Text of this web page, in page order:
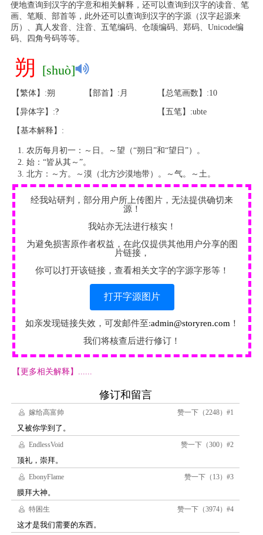
便地查询到汉字的字意和相关解释，还可以查询到汉字的读音、笔
画、笔顺、部首等，此外还可以查询到汉字的字源（汉字起源来
历）、真人发音、注音、五笔编码、仓颉编码、郑码、Unicode编
码、四角号码等等。
朔 [shuò]
【繁体】:朔 【部首】:月 【总笔画数】:10
【异体字】:? 【五笔】:ubte
【基本解释】:
农历每月初一：～日。～望（“朔日”和“望日”）。
始：“皆从其～”。
北方：～方。～漠（北方沙漠地带）。～气。～土。
经我站研判，部分用户所上传图片，无法提供确切来
源！
我站亦无法进行核实！
为避免损害原作者权益，在此仅提供其他用户分享的图
片链接，
你可以打开该链接，查看相关文字的字源字形等！
打开字源图片
如亲发现链接失效，可发邮件至:admin@storyren.com ！
我们将核查后进行修订！
【更多相关解释】......